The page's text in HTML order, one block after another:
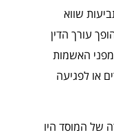
שווא
עורך הדין
מפני האשמות
או לפגיעה
של המוסד היו